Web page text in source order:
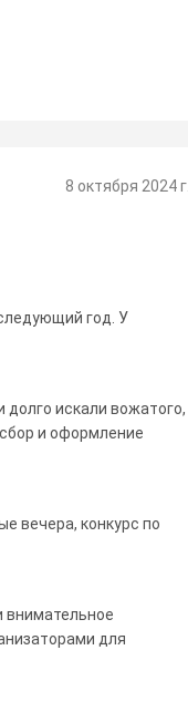
8 октября 2024 г.
год. У
долго искали вожатого,
и оформление
вечера, конкурс по
внимательное
для